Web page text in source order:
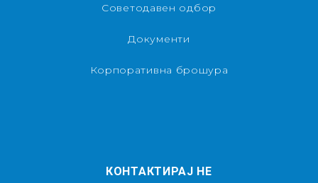
Советодавен одбор
Документи
Корпоративна брошура
КОНТАКТИРАЈ НЕ